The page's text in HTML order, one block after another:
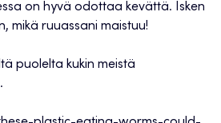
on hyvä odottaa kevättä. Isken
mikä ruuassani maistuu!
puolelta kukin meistä